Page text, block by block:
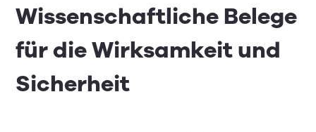
Wissenschaftliche Belege
für die Wirksamkeit und
Sicherheit